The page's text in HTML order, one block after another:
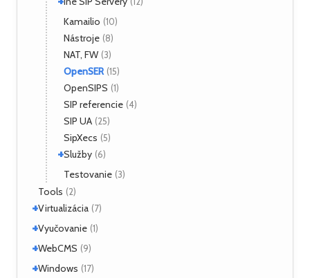
SER (2)
Kamailio (10)
Nástroje (8)
NAT, FW (3)
OpenSER (15)
OpenSIPS (1)
SIP referencie (4)
SIP UA (25)
SipXecs (5)
+Služby (6)
CPL (4)
Testovanie (3)
Tools (2)
+Virtualizácia (7)
OpenStack
VirtualBox
+
+Vyučovanie (1)
Dištančné vyučovanie
+WebCMS (9)
Drupal
+Windows (17)